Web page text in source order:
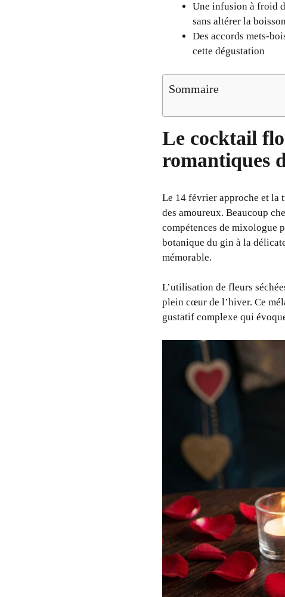
Une infusion à froid
sans altérer la boisson
Des accords mets-
cette dégustation
Sommaire
Le cocktail
romantiques
Le 14 février approche et la
des amoureux. Beaucoup
compétences de mixologue
botanique du gin à la
mémorable.
L’utilisation de fleurs
plein cœur de l’hiver. Ce
gustatif complexe qui